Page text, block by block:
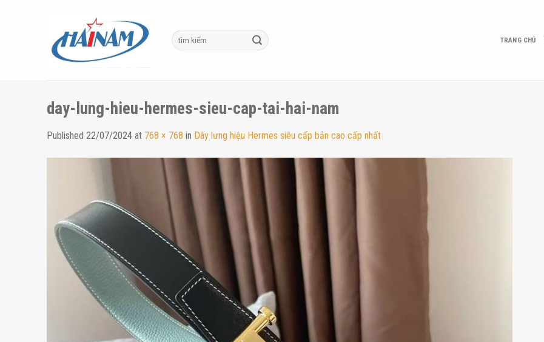
TRANG CHỦ
day-lung-hieu-hermes-sieu-cap-tai-hai-nam
Published 22/07/2024 at 768 × 768 in Dây lưng hiệu Hermes siêu cấp bản cao cấp nhất